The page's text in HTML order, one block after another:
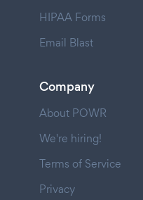
HIPAA Forms
Email Blast
Company
About POWR
We're hiring!
Terms of Service
Privacy